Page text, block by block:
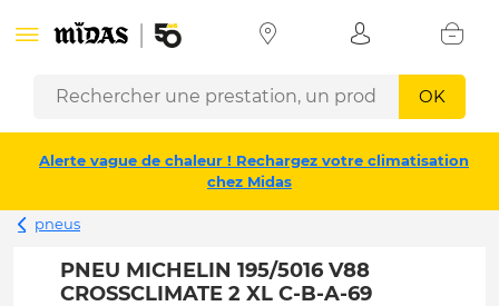
OK
Alerte vague de chaleur ! Rechargez votre climatisation
chez Midas
pneus
PNEU MICHELIN 195/5016 V88
CROSSCLIMATE 2 XL C-B-A-69